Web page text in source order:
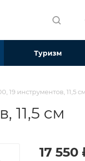
Туризм
19 инструментов, 11,5 см
11,5 см
17 550